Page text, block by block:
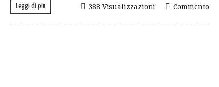
Leggi di più Commento
388 Visualizzazioni